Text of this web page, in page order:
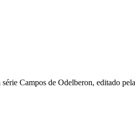
Campos de Odelberon, editado